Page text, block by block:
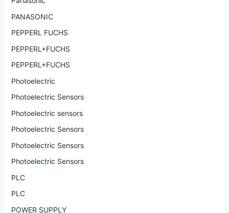
PANASONIC
PEPPERL FUCHS
PEPPERL+FUCHS
PEPPERL+FUCHS
Photoelectric
Photoelectric Sensors
Photoelectric sensors
Photoelectric Sensors
Photoelectric Sensors
Photoelectric Sensors
PLC
PLC
POWER SUPPLY